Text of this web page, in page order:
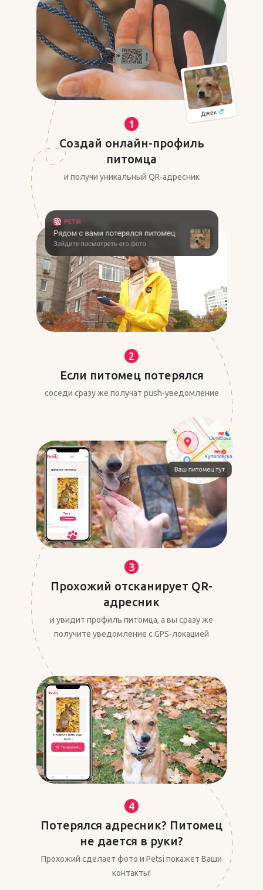
1
Создай онлайн-профиль
питомца
и получи уникальный QR-адресник
2
Если питомец потерялся
соседи сразу же получат push-уведомление
3
Прохожий отсканирует QR-
адресник
и увидит профиль питомца, а вы сразу же
получите уведомление с GPS-локацией
4
Потерялся адресник? Питомец
не дается в руки?
Прохожий сделает фото и Petsi покажет Ваши
контакты!